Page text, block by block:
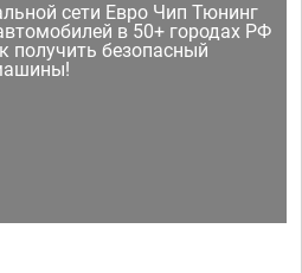
сети Евро Чип Тюнинг
в 50+ городах РФ
получить безопасный